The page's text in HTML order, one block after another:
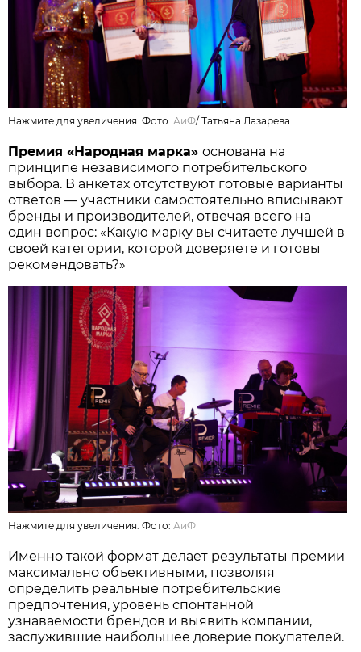
Нажмите для увеличения. Фото:АиФ/Татьяна Лазарева.
Премия «Народная марка»основана на
принципе независимого потребительского
выбора. В анкетах отсутствуют готовые варианты
ответов — участники самостоятельно вписывают
бренды и производителей, отвечая всего на
один вопрос: «Какую марку вы считаете лучшей в
своей категории, которой доверяете и готовы
рекомендовать?»
Нажмите для увеличения. Фото:АиФ
Именно такой формат делает результаты премии
максимально объективными, позволяя
определить реальные потребительские
предпочтения, уровень спонтанной
узнаваемости брендов и выявить компании,
заслужившие наибольшее доверие покупателей.